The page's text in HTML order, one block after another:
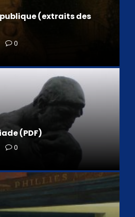
(extraits des
0
(PDF)
0